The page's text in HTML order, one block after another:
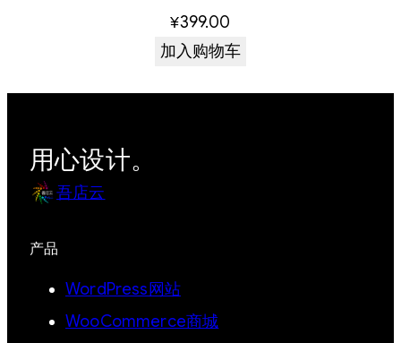
¥399.00
加入购物车
用心设计。
吾店云
产品
WordPress网站
WooCommerce商城